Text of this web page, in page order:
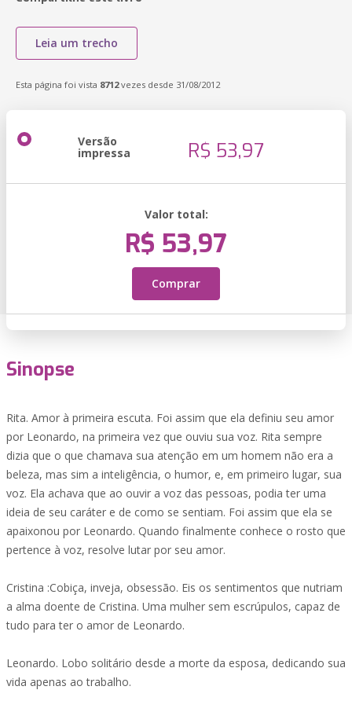
Leia um trecho
Esta página foi vista 8712vezes desde 31/08/2012
Versão
impressa R$ 53,97
Valor total:
R$ 53,97
Comprar
Sinopse
Rita. Amor à primeira escuta. Foi assim que ela definiu seu amor
por Leonardo, na primeira vez que ouviu sua voz. Rita sempre
dizia que o que chamava sua atenção em um homem não era a
beleza, mas sim a inteligência, o humor, e, em primeiro lugar, sua
voz. Ela achava que ao ouvir a voz das pessoas, podia ter uma
ideia de seu caráter e de como se sentiam. Foi assim que ela se
apaixonou por Leonardo. Quando finalmente conhece o rosto que
pertence à voz, resolve lutar por seu amor.
Cristina :Cobiça, inveja, obsessão. Eis os sentimentos que nutriam
a alma doente de Cristina. Uma mulher sem escrúpulos, capaz de
tudo para ter o amor de Leonardo.
Leonardo. Lobo solitário desde a morte da esposa, dedicando sua
vida apenas ao trabalho.